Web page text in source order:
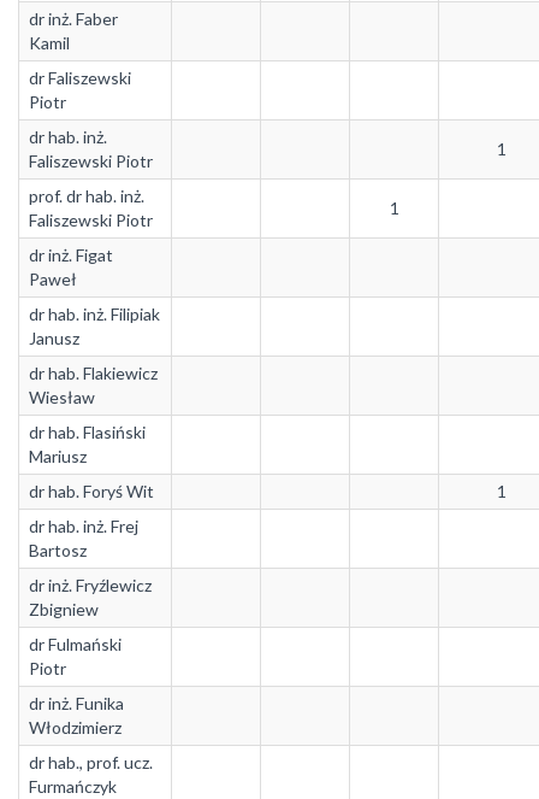
dr inż. Faber
Kamil
dr Faliszewski
Piotr
dr hab. inż.
Faliszewski Piotr
1
prof. dr hab. inż.
Faliszewski Piotr
1
dr inż. Figat
Paweł
dr hab. inż. Filipiak
Janusz
dr hab. Flakiewicz
Wiesław
dr hab. Flasiński
Mariusz
dr hab. Foryś Wit
1
dr hab. inż. Frej
Bartosz
dr inż. Fryźlewicz
Zbigniew
dr Fulmański
Piotr
dr inż. Funika
Włodzimierz
dr hab., prof. ucz.
Furmańczyk